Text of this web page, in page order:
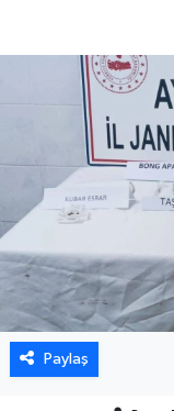
Paylaş
EĞİTİM
EKOLOJİ VE
BİLİM VE
GENEL
GÜNDEM
HABERDE